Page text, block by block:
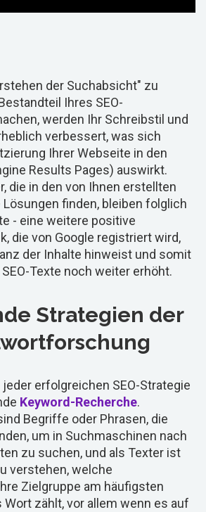
der Suchabsicht" zu
Ihres SEO-
werden Ihr Schreibstil und
verbessert, was sich
Ihrer Webseite in den
Results Pages) auswirkt.
die in den von Ihnen erstellten
finden, bleiben folglich
- eine weitere positive
die von Google registriert wird,
der Inhalte hinweist und somit
Texte noch weiter erhöht.
Strategien der
erfolgreichen SEO-Strategie
Keyword-Recherche.
Begriffe oder Phrasen, die
um in Suchmaschinen nach
zu suchen, und als Texter ist
verstehen, welche
Zielgruppe am häufigsten
zählt, vor allem wenn es auf